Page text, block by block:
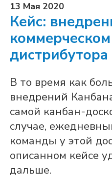
13 Мая 2020
Кейс:
дистрибутора
В то время как
внедрений
самой канбан-
случае,
команды у этой
описанном кейсе
дальше.